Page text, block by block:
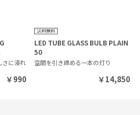
さに浸れ
￥990
LED TUBE GLASS BULB PLAIN
50
空間を引き締める一本の灯り
￥14,850